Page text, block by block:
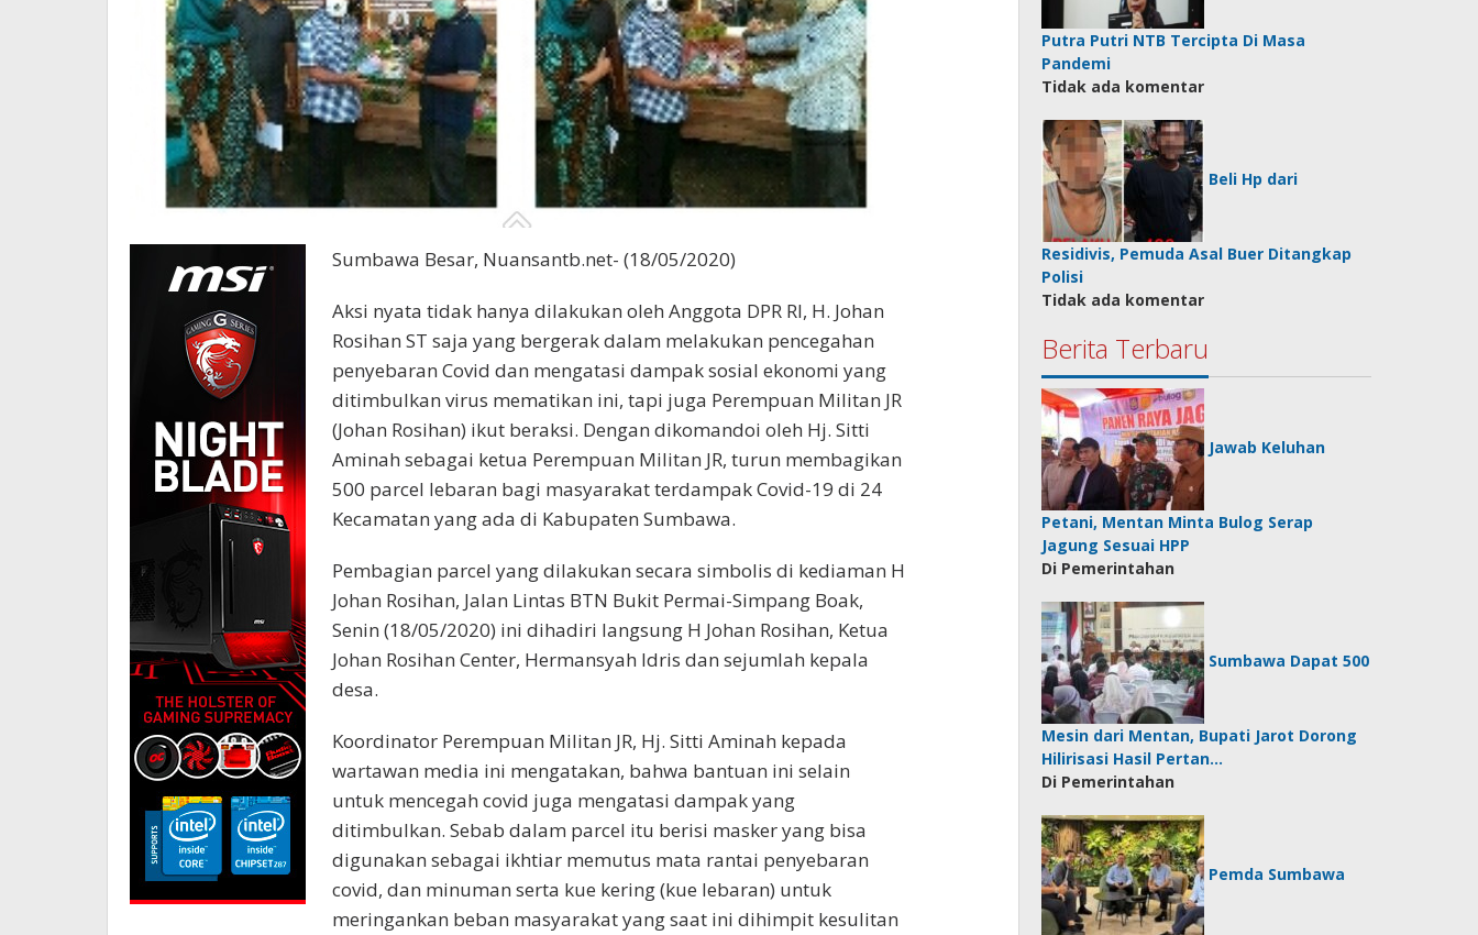
Sumbawa Besar, Nuansantb.net- (18/05/2020)
Aksi nyata tidak hanya dilakukan oleh Anggota DPR RI, H. Johan
Rosihan ST saja yang bergerak dalam melakukan pencegahan
penyebaran Covid dan mengatasi dampak sosial ekonomi yang
ditimbulkan virus mematikan ini, tapi juga Perempuan Militan JR
(Johan Rosihan) ikut beraksi. Dengan dikomandoi oleh Hj. Sitti
Aminah sebagai ketua Perempuan Militan JR, turun membagikan
500 parcel lebaran bagi masyarakat terdampak Covid-19 di 24
Kecamatan yang ada di Kabupaten Sumbawa.
Pembagian parcel yang dilakukan secara simbolis di kediaman H
Johan Rosihan, Jalan Lintas BTN Bukit Permai-Simpang Boak,
Senin (18/05/2020) ini dihadiri langsung H Johan Rosihan, Ketua
Johan Rosihan Center, Hermansyah Idris dan sejumlah kepala
desa.
Koordinator Perempuan Militan JR, Hj. Sitti Aminah kepada
wartawan media ini mengatakan, bahwa bantuan ini selain
untuk mencegah covid juga mengatasi dampak yang
ditimbulkan. Sebab dalam parcel itu berisi masker yang bisa
digunakan sebagai ikhtiar memutus mata rantai penyebaran
covid, dan minuman serta kue kering (kue lebaran) untuk
meringankan beban masyarakat yang saat ini dihimpit kesulitan
Putra Putri NTB Tercipta Di Masa
Pandemi
Tidak ada komentar
Beli Hp dari
Residivis, Pemuda Asal Buer Ditangkap
Polisi
Tidak ada komentar
Berita Terbaru
Jawab Keluhan
Petani, Mentan Minta Bulog Serap
Jagung Sesuai HPP
Di Pemerintahan
Sumbawa Dapat 500
Mesin dari Mentan, Bupati Jarot Dorong
Hilirisasi Hasil Pertan…
Di Pemerintahan
Pemda Sumbawa